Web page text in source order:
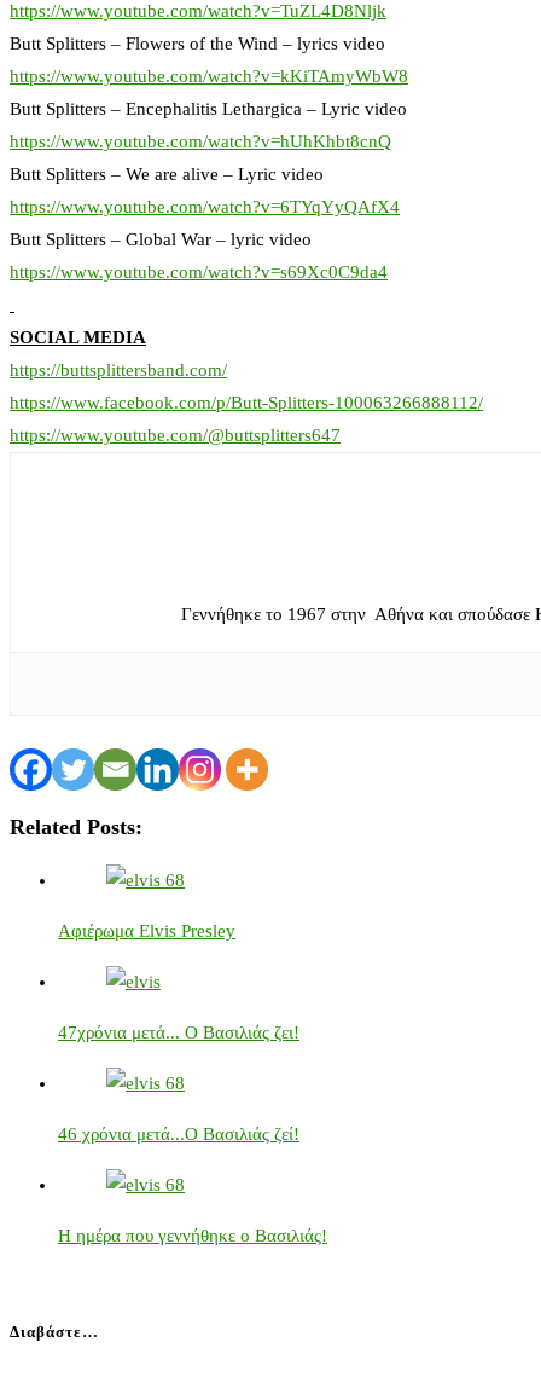
https://www.youtube.com/watch?v=TuZL4D8Nljk
Butt Splitters – Flowers of the Wind – lyrics video
https://www.youtube.com/watch?v=kKiTAmyWbW8
Butt Splitters – Encephalitis Lethargica – Lyric video
https://www.youtube.com/watch?v=hUhKhbt8cnQ
Butt Splitters – We are alive – Lyric video
https://www.youtube.com/watch?v=6TYqYyQAfX4
Butt Splitters – Global War – lyric video
https://www.youtube.com/watch?v=s69Xc0C9da4
SΟCIAL MEDIA
https://buttsplittersband.com/
https://www.facebook.com/p/Butt-Splitters-100063266888112/
https://www.youtube.com/@buttsplitters647
Γεννήθηκε το 1967 στην Αθήνα και σπούδασε
Related Posts:
Αφιέρωμα Elvis Presley
47χρόνια μετά... Ο Βασιλιάς ζει!
46 χρόνια μετά...Ο Βασιλιάς ζεί!
Η ημέρα που γεννήθηκε ο Βασιλιάς!
Διαβάστε…